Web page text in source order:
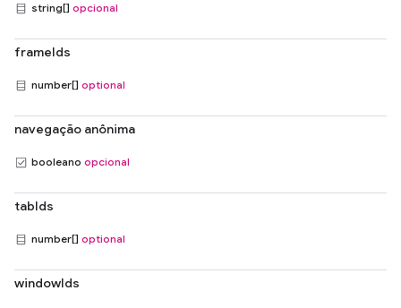
string[] opcional
frameIds
number[] optional
navegação anônima
booleano opcional
tabIds
number[] optional
windowIds